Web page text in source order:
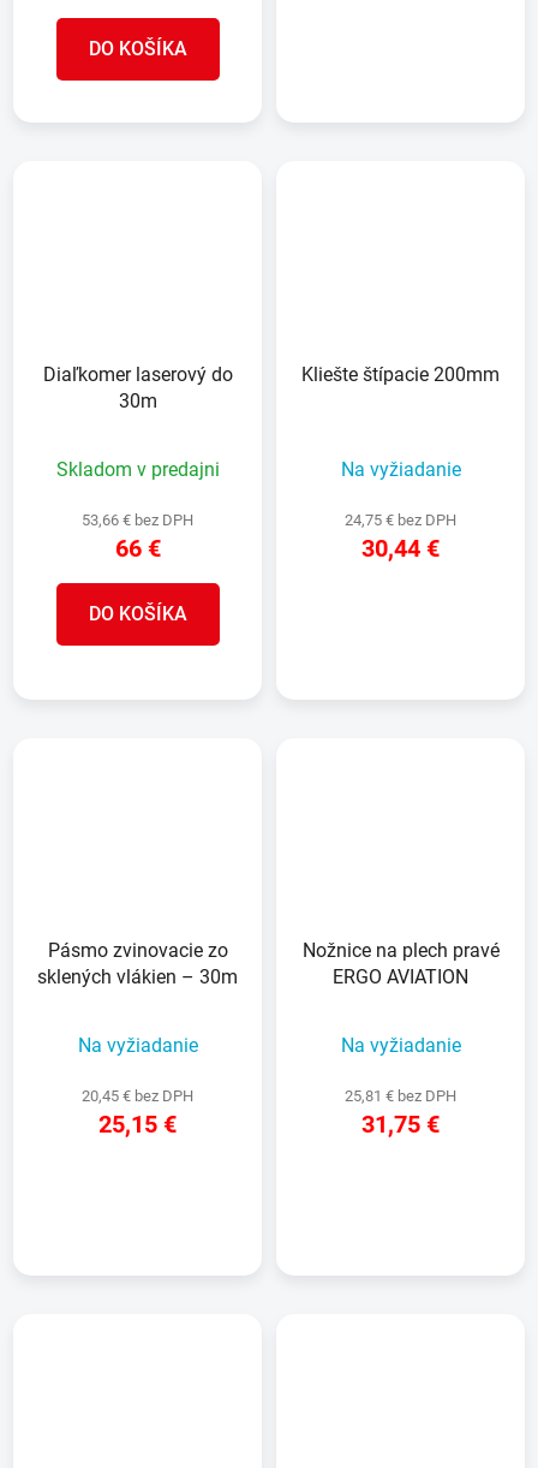
DO KOŠÍKA
Diaľkomer laserový do
30m
Skladom v predajni
53,66 € bez DPH
66 €
DO KOŠÍKA
Kliešte štípacie 200mm
Na vyžiadanie
24,75 € bez DPH
30,44 €
Pásmo zvinovacie zo
sklených vlákien – 30m
Na vyžiadanie
20,45 € bez DPH
25,15 €
Nožnice na plech pravé
ERGO AVIATION
Na vyžiadanie
25,81 € bez DPH
31,75 €